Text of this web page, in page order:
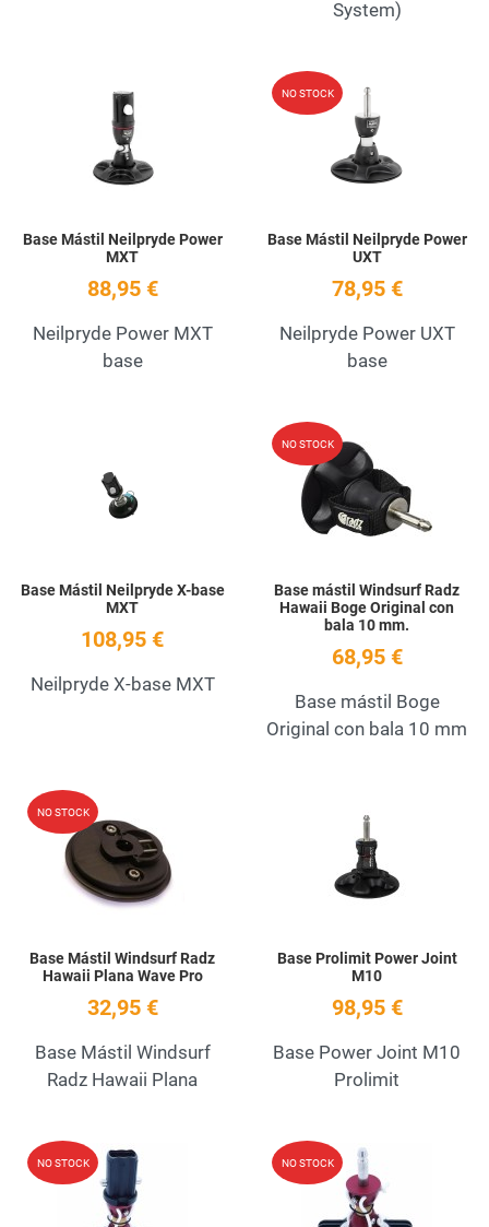
System)
Add to Wishlist
Base Mástil Neilpryde Power
MXT
88,95 €
Neilpryde Power MXT
base
NO STOCK
Base Mástil Neilpryde Power
UXT
78,95 €
Neilpryde Power UXT
base
Add to Wishlist
Quick View
Base Mástil Neilpryde X-base
MXT
108,95 €
Neilpryde X-base MXT
NO STOCK
Base mástil Windsurf Radz
Hawaii Boge Original con
bala 10 mm.
68,95 €
Base mástil Boge
Original con bala 10 mm
NO STOCK
Base Mástil Windsurf Radz
Hawaii Plana Wave Pro
32,95 €
Base Mástil Windsurf
Radz Hawaii Plana
Base Prolimit Power Joint
M10
98,95 €
Base Power Joint M10
Prolimit
NO STOCK Add to Wishlist
NO STOCK